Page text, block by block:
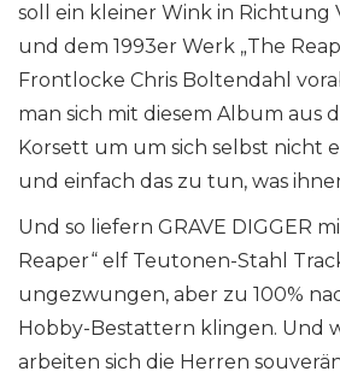
soll ein kleiner Wink in Richtung
und dem 1993er Werk „The
Frontlocke Chris Boltendahl
man sich mit diesem Album aus
Korsett um um sich selbst nicht
und einfach das zu tun, was
Und so liefern GRAVE DIGGER
Reaper“ elf Teutonen-Stahl
ungezwungen, aber zu 100%
Hobby-Bestattern klingen. Und
arbeiten sich die Herren